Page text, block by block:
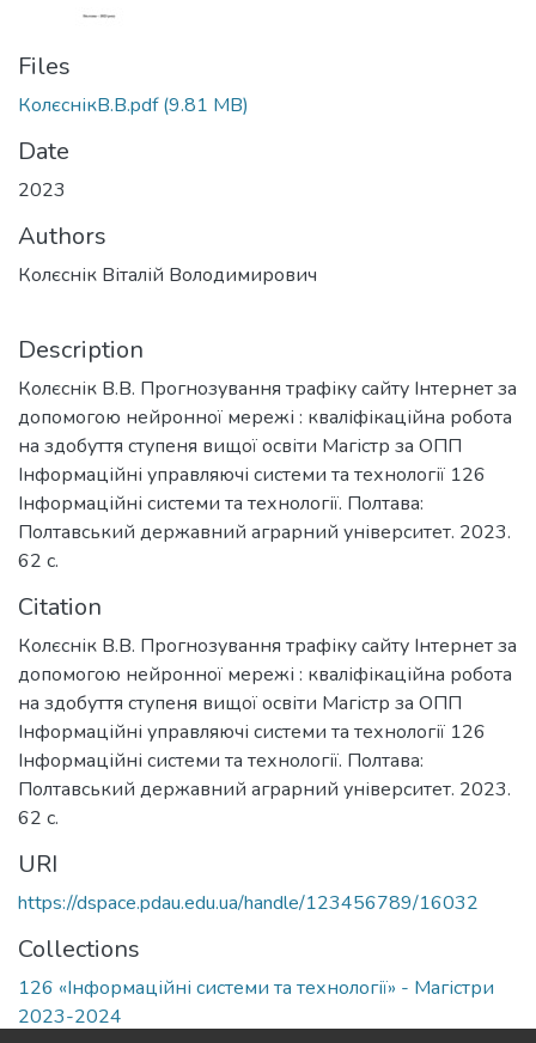
Files
КолєснікВ.В.pdf(9.81 MB)
Date
2023
Authors
Колєснік Віталій Володимирович
Description
Колєснік В.В. Прогнозування трафіку сайту Інтернет за
допомогою нейронної мережі : кваліфікаційна робота
на здобуття ступеня вищої освіти Магістр за ОПП
Інформаційні управляючі системи та технології 126
Інформаційні системи та технології. Полтава:
Полтавський державний аграрний університет. 2023.
62 с.
Citation
Колєснік В.В. Прогнозування трафіку сайту Інтернет за
допомогою нейронної мережі : кваліфікаційна робота
на здобуття ступеня вищої освіти Магістр за ОПП
Інформаційні управляючі системи та технології 126
Інформаційні системи та технології. Полтава:
Полтавський державний аграрний університет. 2023.
62 с.
URI
https://dspace.pdau.edu.ua/handle/123456789/16032
Collections
126 «Інформаційні системи та технології» - Магістри
2023-2024